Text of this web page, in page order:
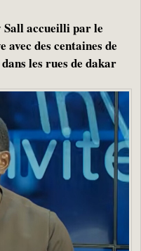
Sall accueilli par le
avec des centaines de
les rues de dakar